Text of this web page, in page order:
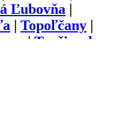
Ľubovňa |
| Topoľčany |
| Turčianske